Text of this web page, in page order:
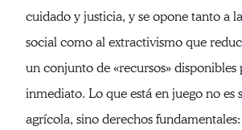
cuidado y justicia, y se opone tanto a
social como al extractivismo que
un conjunto de «recursos» disponibles
inmediato. Lo que está en juego no es
agrícola, sino derechos